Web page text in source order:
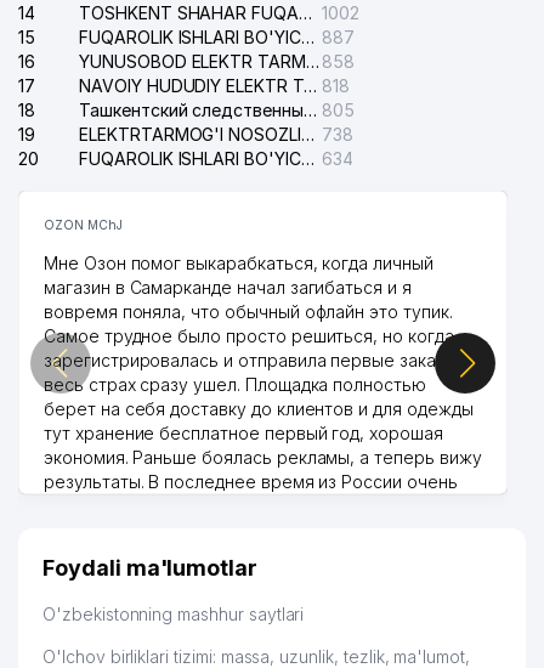
14
TOSHKENT SHAHAR FUQAROLIK ISHLARI BO'YICHA SUDI 1002
15
FUQAROLIK ISHLARI BO'YICHA YAKKASAROY TUMANLARARO SUDI 887
16
YUNUSOBOD ELEKTR TARMOG'I NOSOZLIKLARI XIZMATI 858
17
NAVOIY HUDUDIY ELEKTR TARMOQLARI KORXONASI AJ 818
18
Ташкентский следственный изолятор 805
19
ELEKTRTARMOG'I NOSOZLIKLARINI TO'ZATISH SERGELI XIZMATI 738
20
FUQAROLIK ISHLARI BO'YICHA UCH-TEPA TUMANI SUDI 634
OZON MChJ
Мне Озон помог выкарабкаться, когда личный
магазин в Самарканде начал загибаться и я
вовремя поняла, что обычный офлайн это тупик.
Самое трудное было просто решиться, но когда
зарегистрировалась и отправила первые заказы,
весь страх сразу ушел. Площадка полностью
берет на себя доставку до клиентов и для одежды
тут хранение бесплатное первый год, хорошая
экономия. Раньше боялась рекламы, а теперь вижу
результаты. В последнее время из России очень
дальше развиваюсь потихоньку😊
Hamida 03.08.2026 12:45:39
Foydali ma'lumotlar
O'zbekistonning mashhur saytlari
O'lchov birliklari tizimi: massa, uzunlik, tezlik, ma'lumot,